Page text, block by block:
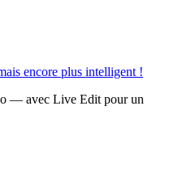
encore plus intelligent !
— avec Live Edit pour un